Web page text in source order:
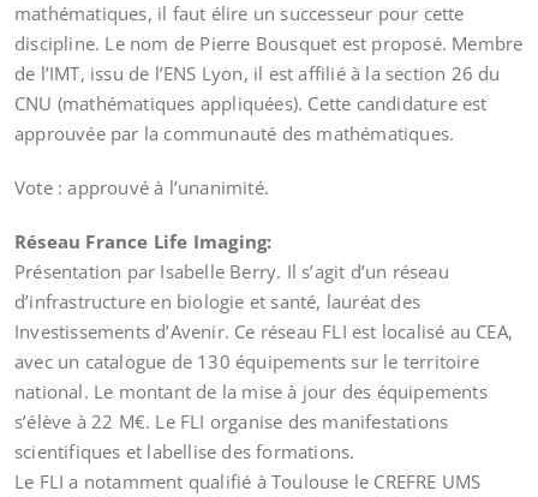
mathématiques, il faut élire un successeur pour cette
discipline. Le nom de Pierre Bousquet est proposé. Membre
de l’IMT, issu de l’ENS Lyon, il est affilié à la section 26 du
CNU (mathématiques appliquées). Cette candidature est
approuvée par la communauté des mathématiques.
Vote : approuvé à l’unanimité.
Réseau France Life Imaging:
Présentation par Isabelle Berry. Il s’agit d’un réseau
d’infrastructure en biologie et santé, lauréat des
Investissements d’Avenir. Ce réseau FLI est localisé au CEA,
avec un catalogue de 130 équipements sur le territoire
national. Le montant de la mise à jour des équipements
s’élève à 22 M€. Le FLI organise des manifestations
scientifiques et labellise des formations.
Le FLI a notamment qualifié à Toulouse le CREFRE UMS